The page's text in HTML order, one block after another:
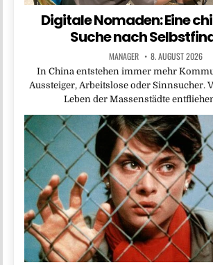
Digitale Nomaden: Eine
Suche nach
MANAGER 8. AUGUST 2026
In China entstehen immer mehr
Aussteiger, Arbeitslose oder Sinnsucher.
Leben der Massenstädte